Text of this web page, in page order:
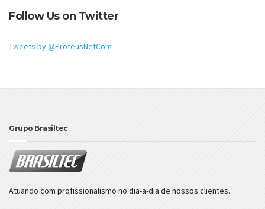
Follow Us on Twitter
Tweets by @ProteusNetCom
Grupo Brasiltec
Atuando com profissionalismo no dia-a-dia de nossos clientes.